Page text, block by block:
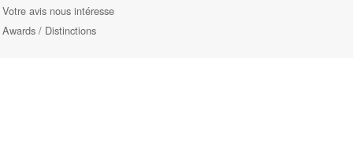
Votre avis nous intéresse
Awards / Distinctions